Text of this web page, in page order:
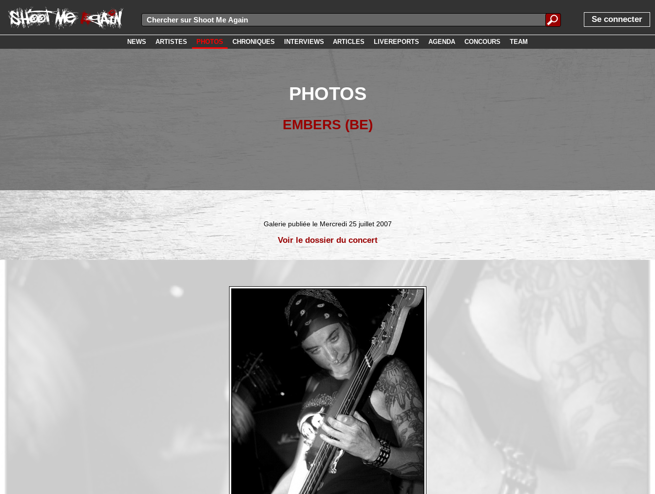
Se connecter
NEWS ARTISTES PHOTOS CHRONIQUES INTERVIEWS ARTICLES LIVEREPORTS AGENDA CONCOURS TEAM
PHOTOS
EMBERS (BE)
Galerie publiée le Mercredi 25 juillet 2007
Voir le dossier du concert